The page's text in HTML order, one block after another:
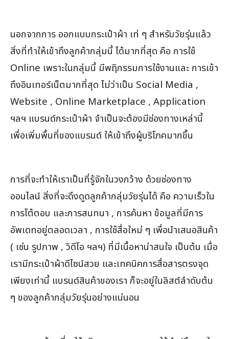
นอกจากการ ออกแบบกระเป๋าผ้า เท่ ๆ สำหรับวัยรุ่นแล้ว
สิ่งที่ทำให้เข้าถึงลูกค้ากลุ่มนี้ ได้มากที่สุด คือ การใช้
Online เพราะในกลุ่มนี้ มีพฤิกรรมการใช้งานและ การเข้า
ถึงอินเทอร์เน็ตมากที่สุด ไม่ว่าเป็น Social Media ,
Website , Online Marketplace , Application
ฯลฯ แบรนด์กระเป๋าผ้า จำเป็นจะต้องมีช่องทางเหล่านี้
เพื่อเพิ่มพื้นที่ของแบรนด์ ให้เข้าถึงผู้บริโภคมากขึ้น
การที่จะทำให้เราเป็นที่รู้จักในวงกว้าง ด้วยช่องทาง
ออนไลน์ สิ่งที่จะดึงดูดลูกค้ากลุ่มวัยรุ่นได้ คือ ความเร็วใน
การโต้ตอบ และการสนทนา , การค้นหา ข้อมูลที่มีการ
อัพเดทอยู่ตลอดเวลา , การใช้สื่อใหม่ ๆ เพื่อนำเสนอสินค้า
( เช่น รูปภาพ , วิดีโอ ฯลฯ) ที่มีเนื้อหาน่าสนใจ เป็นต้น เมื่อ
เรามีกระเป๋าผ้าดีไซน์สวย และเทคนิคการสื่อสารตรงจุด
เพียงเท่านี้ แบรนด์สินค้าของเรา ก็จะอยู่ในลิสต์ลำดับต้น
ๆ ของลูกค้ากลุ่มวัยรุ่นอย่างแน่นอน